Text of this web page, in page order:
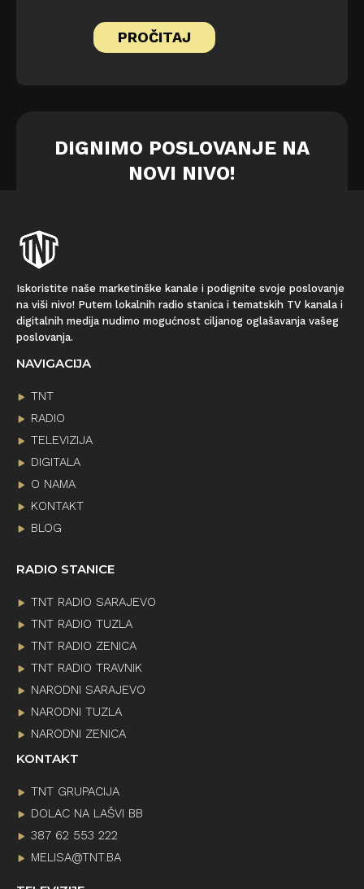
PROČITAJ
DIGNIMO POSLOVANJE NA
NOVI NIVO!
Iskoristite naše marketinške kanale i podignite svoje poslovanje
na viši nivo! Putem lokalnih radio stanica i tematskih TV kanala i
digitalnih medija nudimo mogućnost ciljanog oglašavanja vašeg
poslovanja.
NAVIGACIJA
TNT
RADIO
TELEVIZIJA
DIGITALA
O NAMA
KONTAKT
BLOG
RADIO STANICE
TNT RADIO SARAJEVO
TNT RADIO TUZLA
TNT RADIO ZENICA
TNT RADIO TRAVNIK
NARODNI SARAJEVO
NARODNI TUZLA
NARODNI ZENICA
KONTAKT
TNT GRUPACIJA
DOLAC NA LAŠVI BB
387 62 553 222
MELISA@TNT.BA